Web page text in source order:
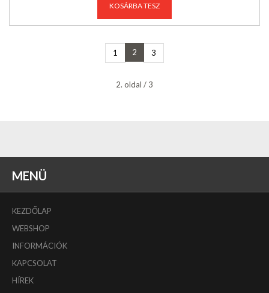
KOSÁRBA TESZ
1 2 3
2. oldal / 3
MENÜ
KEZDŐLAP
WEBSHOP
INFORMÁCIÓK
KAPCSOLAT
HÍREK